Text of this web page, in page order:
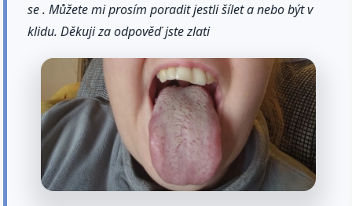
se . Můžete mi prosím poradit jestli šílet a nebo být v
klidu. Děkuji za odpověď jste zlati